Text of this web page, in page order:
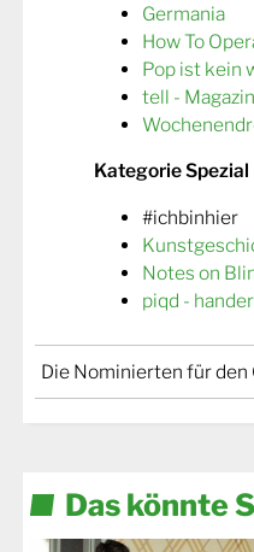
Germania
How To
Pop ist kein
tell -
Kategorie Spezial
#ichbinhier
Notes on
piqd -
Die Nominierten für den
Das könnte